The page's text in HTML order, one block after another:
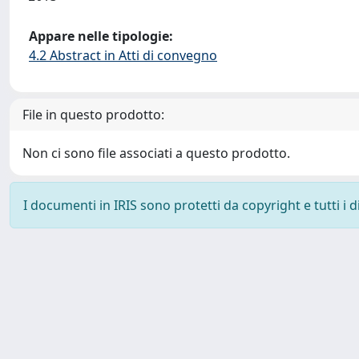
Appare nelle tipologie:
4.2 Abstract in Atti di convegno
File in questo prodotto:
Non ci sono file associati a questo prodotto.
I documenti in IRIS sono protetti da copyright e tutti i